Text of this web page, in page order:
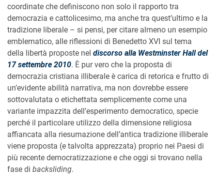
coordinate che definiscono non solo il rapporto tra
democrazia e cattolicesimo, ma anche tra quest’ultimo e la
tradizione liberale – si pensi, per citare almeno un esempio
emblematico, alle riflessioni di Benedetto XVI sul tema
della libertà proposte nel discorso alla Westminster Hall del
17 settembre 2010. È pur vero che la proposta di
democrazia cristiana illiberale è carica di retorica e frutto di
un’evidente abilità narrativa, ma non dovrebbe essere
sottovalutata o etichettata semplicemente come una
variante impazzita dell’esperimento democratico, specie
perché il particolare utilizzo della dimensione religiosa
affiancata alla riesumazione dell’antica tradizione illiberale
viene proposta (e talvolta apprezzata) proprio nei Paesi di
più recente democratizzazione e che oggi si trovano nella
fase di backsliding.